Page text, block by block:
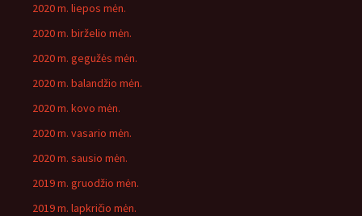
2020 m. liepos mėn.
2020 m. birželio mėn.
2020 m. gegužės mėn.
2020 m. balandžio mėn.
2020 m. kovo mėn.
2020 m. vasario mėn.
2020 m. sausio mėn.
2019 m. gruodžio mėn.
2019 m. lapkričio mėn.